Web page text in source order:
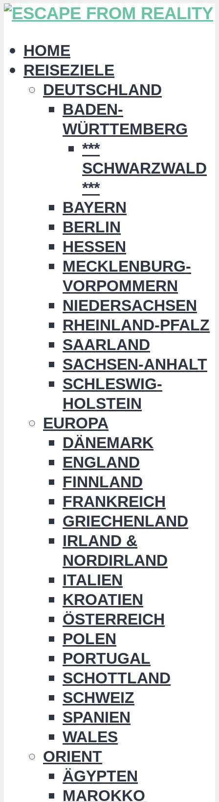
HOME
REISEZIELE
DEUTSCHLAND
BADEN-
WÜRTTEMBERG
***
SCHWARZWALD
***
BAYERN
BERLIN
HESSEN
MECKLENBURG-
VORPOMMERN
NIEDERSACHSEN
RHEINLAND-PFALZ
SAARLAND
SACHSEN-ANHALT
SCHLESWIG-
HOLSTEIN
EUROPA
DÄNEMARK
ENGLAND
FINNLAND
FRANKREICH
GRIECHENLAND
IRLAND &
NORDIRLAND
ITALIEN
KROATIEN
ÖSTERREICH
POLEN
PORTUGAL
SCHOTTLAND
SCHWEIZ
SPANIEN
WALES
ORIENT
ÄGYPTEN
MAROKKO